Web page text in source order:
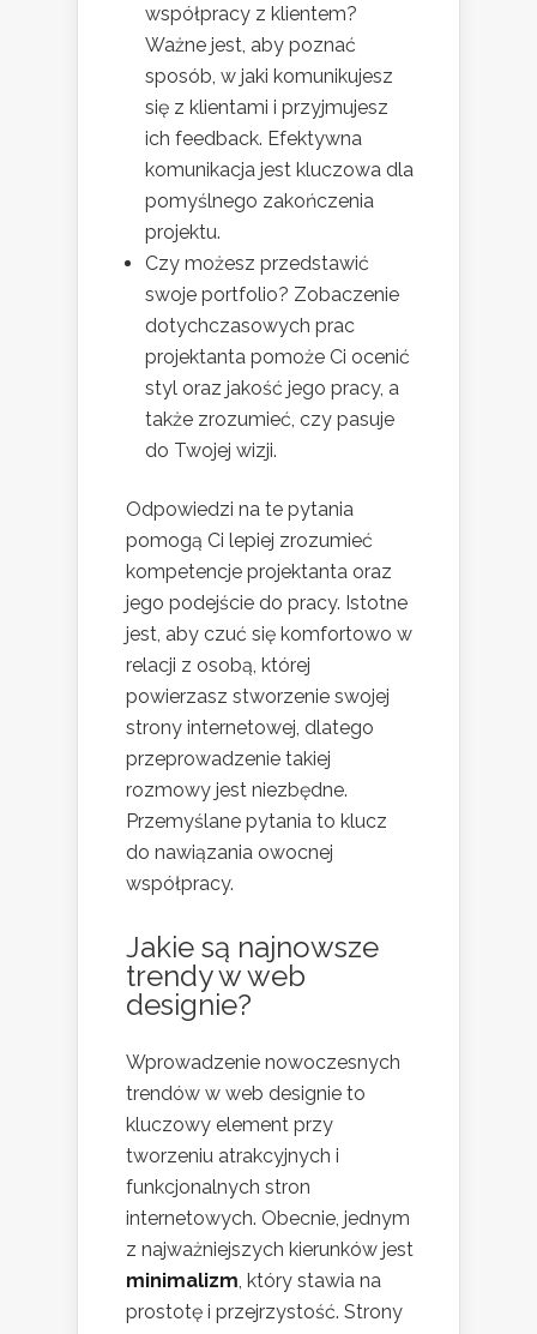
współpracy z klientem?
Ważne jest, aby poznać
sposób, w jaki komunikujesz
się z klientami i przyjmujesz
ich feedback. Efektywna
komunikacja jest kluczowa dla
pomyślnego zakończenia
projektu.
Czy możesz przedstawić
swoje portfolio? Zobaczenie
dotychczasowych prac
projektanta pomoże Ci ocenić
styl oraz jakość jego pracy, a
także zrozumieć, czy pasuje
do Twojej wizji.
Odpowiedzi na te pytania
pomogą Ci lepiej zrozumieć
kompetencje projektanta oraz
jego podejście do pracy. Istotne
jest, aby czuć się komfortowo w
relacji z osobą, której
powierzasz stworzenie swojej
strony internetowej, dlatego
przeprowadzenie takiej
rozmowy jest niezbędne.
Przemyślane pytania to klucz
do nawiązania owocnej
współpracy.
Jakie są najnowsze
trendy w web
designie?
Wprowadzenie nowoczesnych
trendów w web designie to
kluczowy element przy
tworzeniu atrakcyjnych i
funkcjonalnych stron
internetowych. Obecnie, jednym
z najważniejszych kierunków jest
minimalizm , który stawia na
prostotę i przejrzystość. Strony